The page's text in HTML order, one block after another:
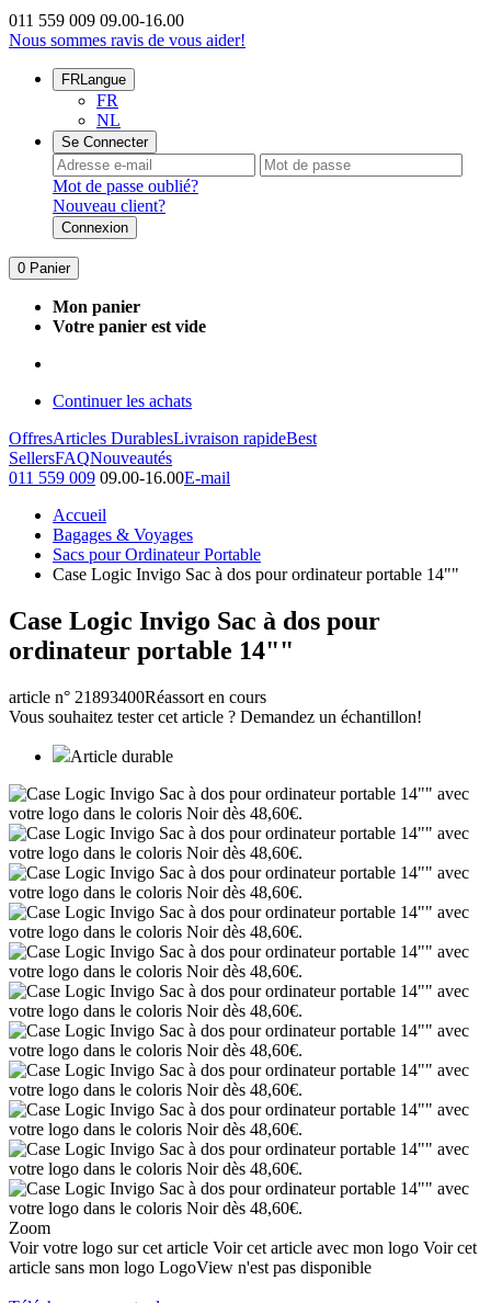
011 559 009 09.00-16.00
Nous sommes ravis de vous aider!
FRLangue
FR
NL
Se Connecter
Mot de passe oublié?
Nouveau client?
Connexion
0 Panier
Mon panier
Votre panier est vide
Continuer les achats
OffresArticles DurablesLivraison rapideBest
SellersFAQNouveautés
011 559 009 09.00-16.00E-mail
Accueil
Bagages & Voyages
Sacs pour Ordinateur Portable
Case Logic Invigo Sac à dos pour ordinateur portable 14""
Case Logic Invigo Sac à dos pour
ordinateur portable 14""
article n° 21893400Réassort en cours
Vous souhaitez tester cet article ? Demandez un échantillon!
Article durable
Zoom
Voir votre logo sur cet article Voir cet article avec mon logo Voir cet
article sans mon logo LogoView n'est pas disponible